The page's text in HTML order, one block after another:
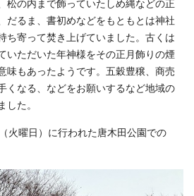
松の内まで飾っていたしめ縄などの正
だるま、書初めなどをもともとは神社
ち寄って焚き上げていました。古くは
いただいた年神様をその正月飾りの煙
味もあったようです。五穀豊穣、商売
くなる、などをお願いするなど地域の
した。
火曜日）に行われた唐木田公園での